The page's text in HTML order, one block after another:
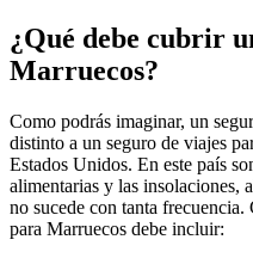
¿Qué debe cubrir
Marruecos?
Como podrás imaginar, un
distinto a un seguro de viajes
Estados Unidos. En este país
alimentarias y las insolaciones,
no sucede con tanta
para Marruecos debe incluir: